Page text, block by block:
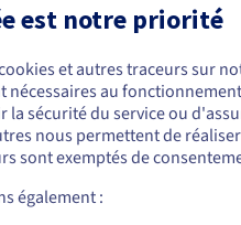
aux développeurs, aux
ou de référence, ou sur
expresse.
nos marques, mais plutôt
considérons comme des
en États-Unis.
votre pays (États-Unis) et créez un
est notre priorité
et autres traceurs sur
au
sécurité du service ou
nous permettent de
sont exemptés de
également :